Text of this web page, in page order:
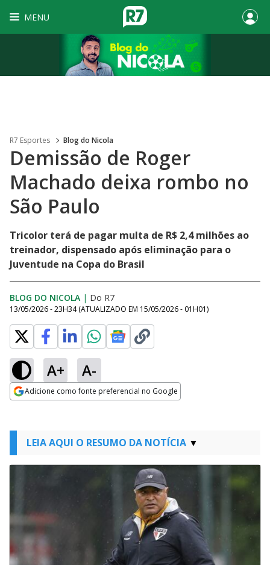
MENU
R7 Esportes Blog do Nicola
Demissão de Roger
Machado deixa rombo no
São Paulo
Tricolor terá de pagar multa de R$ 2,4 milhões ao
treinador, dispensado após eliminação para o
Juventude na Copa do Brasil
BLOG DO NICOLA | Do R7
13/05/2026 - 23H34 (ATUALIZADO EM 15/05/2026 - 01H01)
A+ A-
Adicione como fonte preferencial no Google
LEIA AQUI O RESUMO DA NOTÍCIA